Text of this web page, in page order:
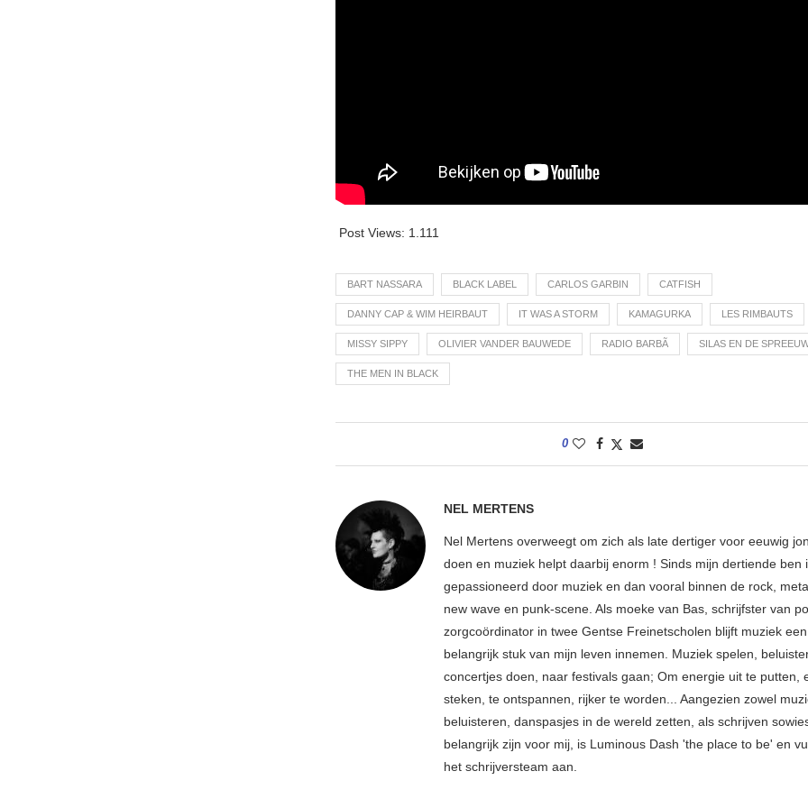
Post Views: 1.111
BART NASSARA BLACK LABEL CARLOS GARBIN CATFISH
DANNY CAP & WIM HEIRBAUT IT WAS A STORM KAMAGURKA LES RIMBAUTS
MISSY SIPPY OLIVIER VANDER BAUWEDE RADIO BARBÃ SILAS EN DE
THE MEN IN BLACK
0
NEL MERTENS
Nel Mertens overweegt om zich als late dertiger voor eeuwig
doen en muziek helpt daarbij enorm ! Sinds mijn dertiende ben
gepassioneerd door muziek en dan vooral binnen de rock,
new wave en punk-scene. Als moeke van Bas, schrijfster van
zorgcoördinator in twee Gentse Freinetscholen blijft muziek
belangrijk stuk van mijn leven innemen. Muziek spelen,
concertjes doen, naar festivals gaan; Om energie uit te putten,
steken, te ontspannen, rijker te worden... Aangezien zowel
beluisteren, danspasjes in de wereld zetten, als schrijven
belangrijk zijn voor mij, is Luminous Dash 'the place to be' en
het schrijversteam aan.